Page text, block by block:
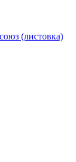
(листовка)